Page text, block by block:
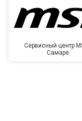
Сервисный центр
Самаре